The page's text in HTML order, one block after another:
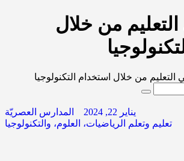
التعليم من خلال
التعليم من خلال استخدام التكنولوجيا
يناير 22, 2024
المدارس العصريّة
تعليم وتعلم الرياضيات، العلوم، والتكنولوجيا